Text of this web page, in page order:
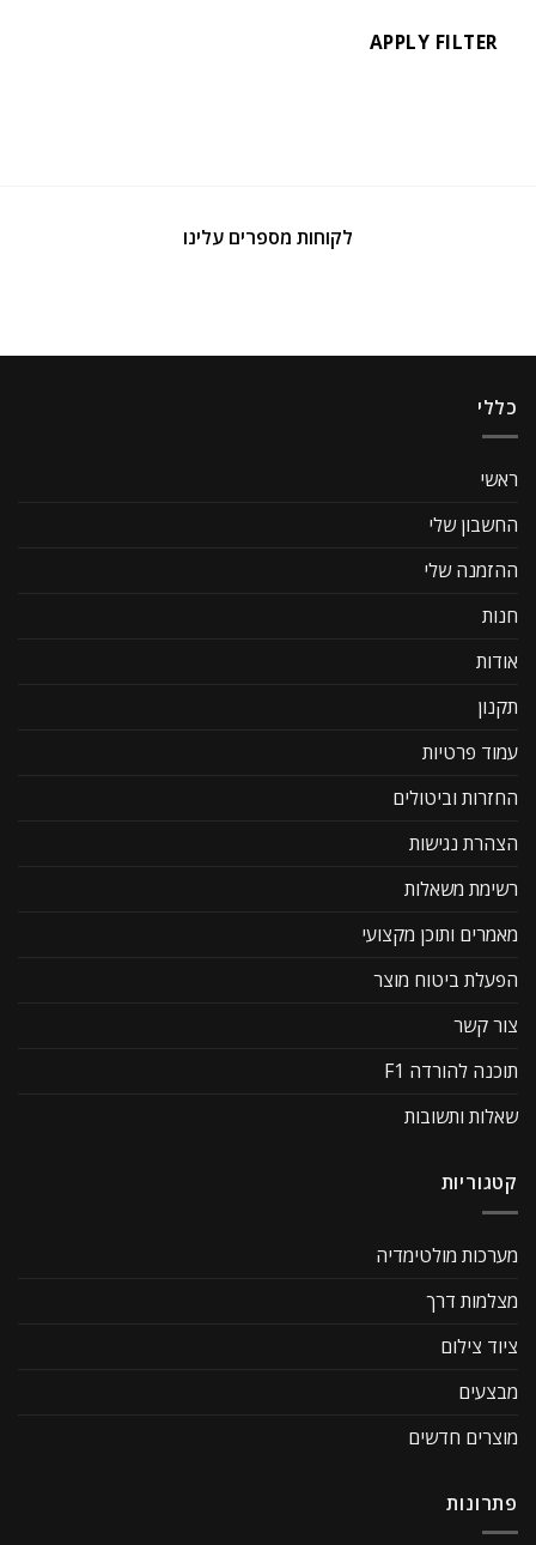
APPLY FILTER
לקוחות מספרים עלינו
כללי
ראשי
החשבון שלי
ההזמנה שלי
חנות
אודות
תקנון
עמוד פרטיות
החזרות וביטולים
הצהרת נגישות
רשימת משאלות
מאמרים ותוכן מקצועי
הפעלת ביטוח מוצר
צור קשר
תוכנה להורדה F1
שאלות ותשובות
קטגוריות
מערכות מולטימדיה
מצלמות דרך
ציוד צילום
מבצעים
מוצרים חדשים
פתרונות